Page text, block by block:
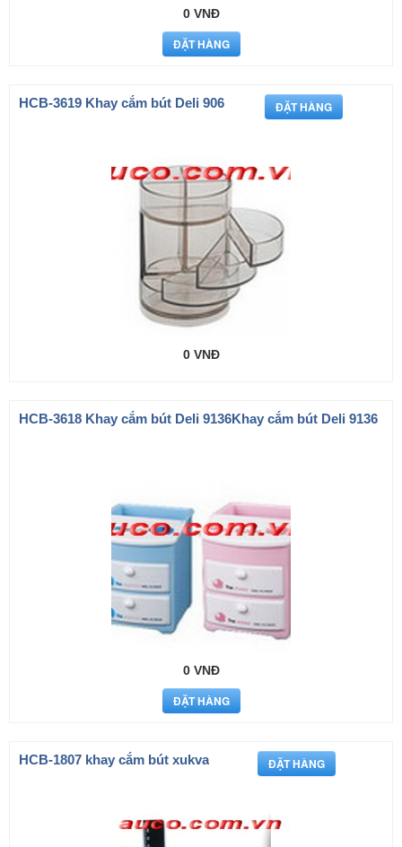
0 VNĐ
HCB-3619 Khay cắm bút Deli 906
0 VNĐ
HCB-3618 Khay cắm bút Deli 9136Khay cắm bút Deli 9136
0 VNĐ
HCB-1807 khay cắm bút xukva